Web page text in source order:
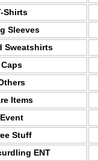
Shirts
Sleeves
Sweatshirts
Caps
Items
Event
Stuff
ENT